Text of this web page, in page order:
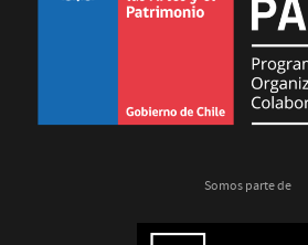
Somos parte de